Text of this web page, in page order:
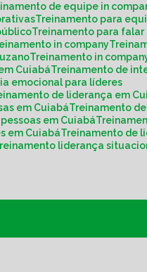
de equipe in
Treinamento para
Treinamento para
in company
Treinamento in
Cuiabá
Treinamento de
emocional para líderes
de liderança em
em Cuiabá
Treinamento
em Cuiabá
em Cuiabá
Treinamento de
Treinamento liderança